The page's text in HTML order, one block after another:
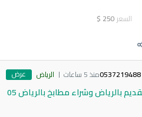
السعر 250
$
منذ 5 ساعات الرياض عرض
دينا تخلص طش الاثاث القديم بالرياض وشراء مطابخ بالرياض 05